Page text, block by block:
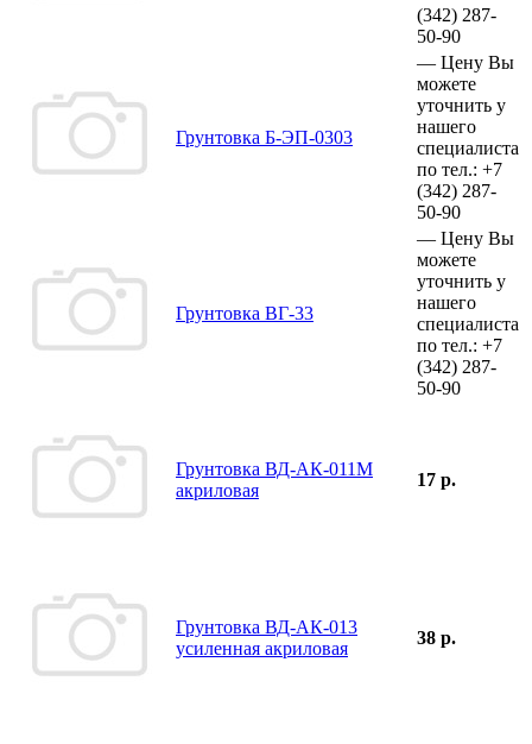
(342) 287-
50-90
Грунтовка Б-ЭП-0303
— Цену Вы
можете
уточнить у
нашего
специалиста
по тел.: +7
(342) 287-
50-90
Грунтовка ВГ-33
— Цену Вы
можете
уточнить у
нашего
специалиста
по тел.: +7
(342) 287-
50-90
Грунтовка ВД-АК-011М
акриловая
17 р.
Грунтовка ВД-АК-013
усиленная акриловая
38 р.